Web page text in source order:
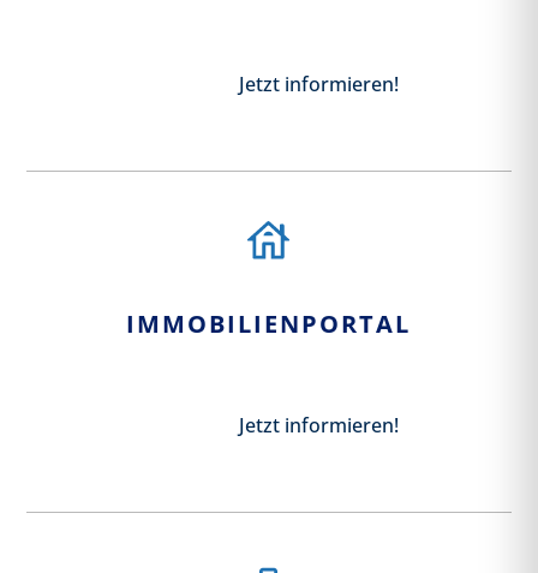
Jetzt informieren!
IMMOBILIENPORTAL
Jetzt informieren!